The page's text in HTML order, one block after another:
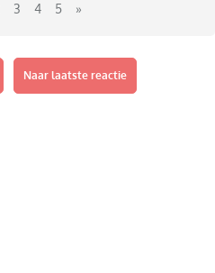
3 4 5 »
Naar laatste reactie